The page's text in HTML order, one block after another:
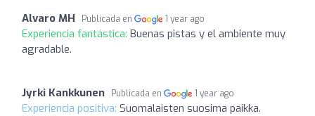
Alvaro MH Publicada en 1 year ago
Experiencia fantástica: Buenas pistas y el ambiente muy
agradable.
Jyrki Kankkunen Publicada en 1 year ago
Experiencia positiva: Suomalaisten suosima paikka.